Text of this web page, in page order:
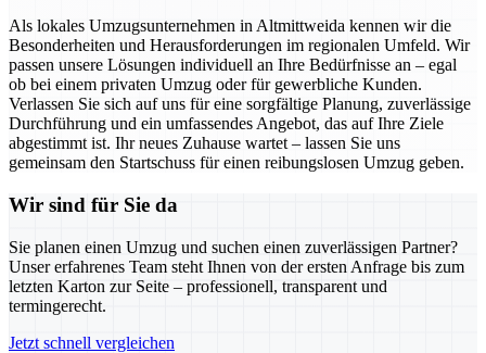
Als lokales Umzugsunternehmen in Altmittweida kennen wir die
Besonderheiten und Herausforderungen im regionalen Umfeld. Wir
passen unsere Lösungen individuell an Ihre Bedürfnisse an – egal
ob bei einem privaten Umzug oder für gewerbliche Kunden.
Verlassen Sie sich auf uns für eine sorgfältige Planung, zuverlässige
Durchführung und ein umfassendes Angebot, das auf Ihre Ziele
abgestimmt ist. Ihr neues Zuhause wartet – lassen Sie uns
gemeinsam den Startschuss für einen reibungslosen Umzug geben.
Wir sind für Sie da
Sie planen einen Umzug und suchen einen zuverlässigen Partner?
Unser erfahrenes Team steht Ihnen von der ersten Anfrage bis zum
letzten Karton zur Seite – professionell, transparent und
termingerecht.
Jetzt schnell vergleichen